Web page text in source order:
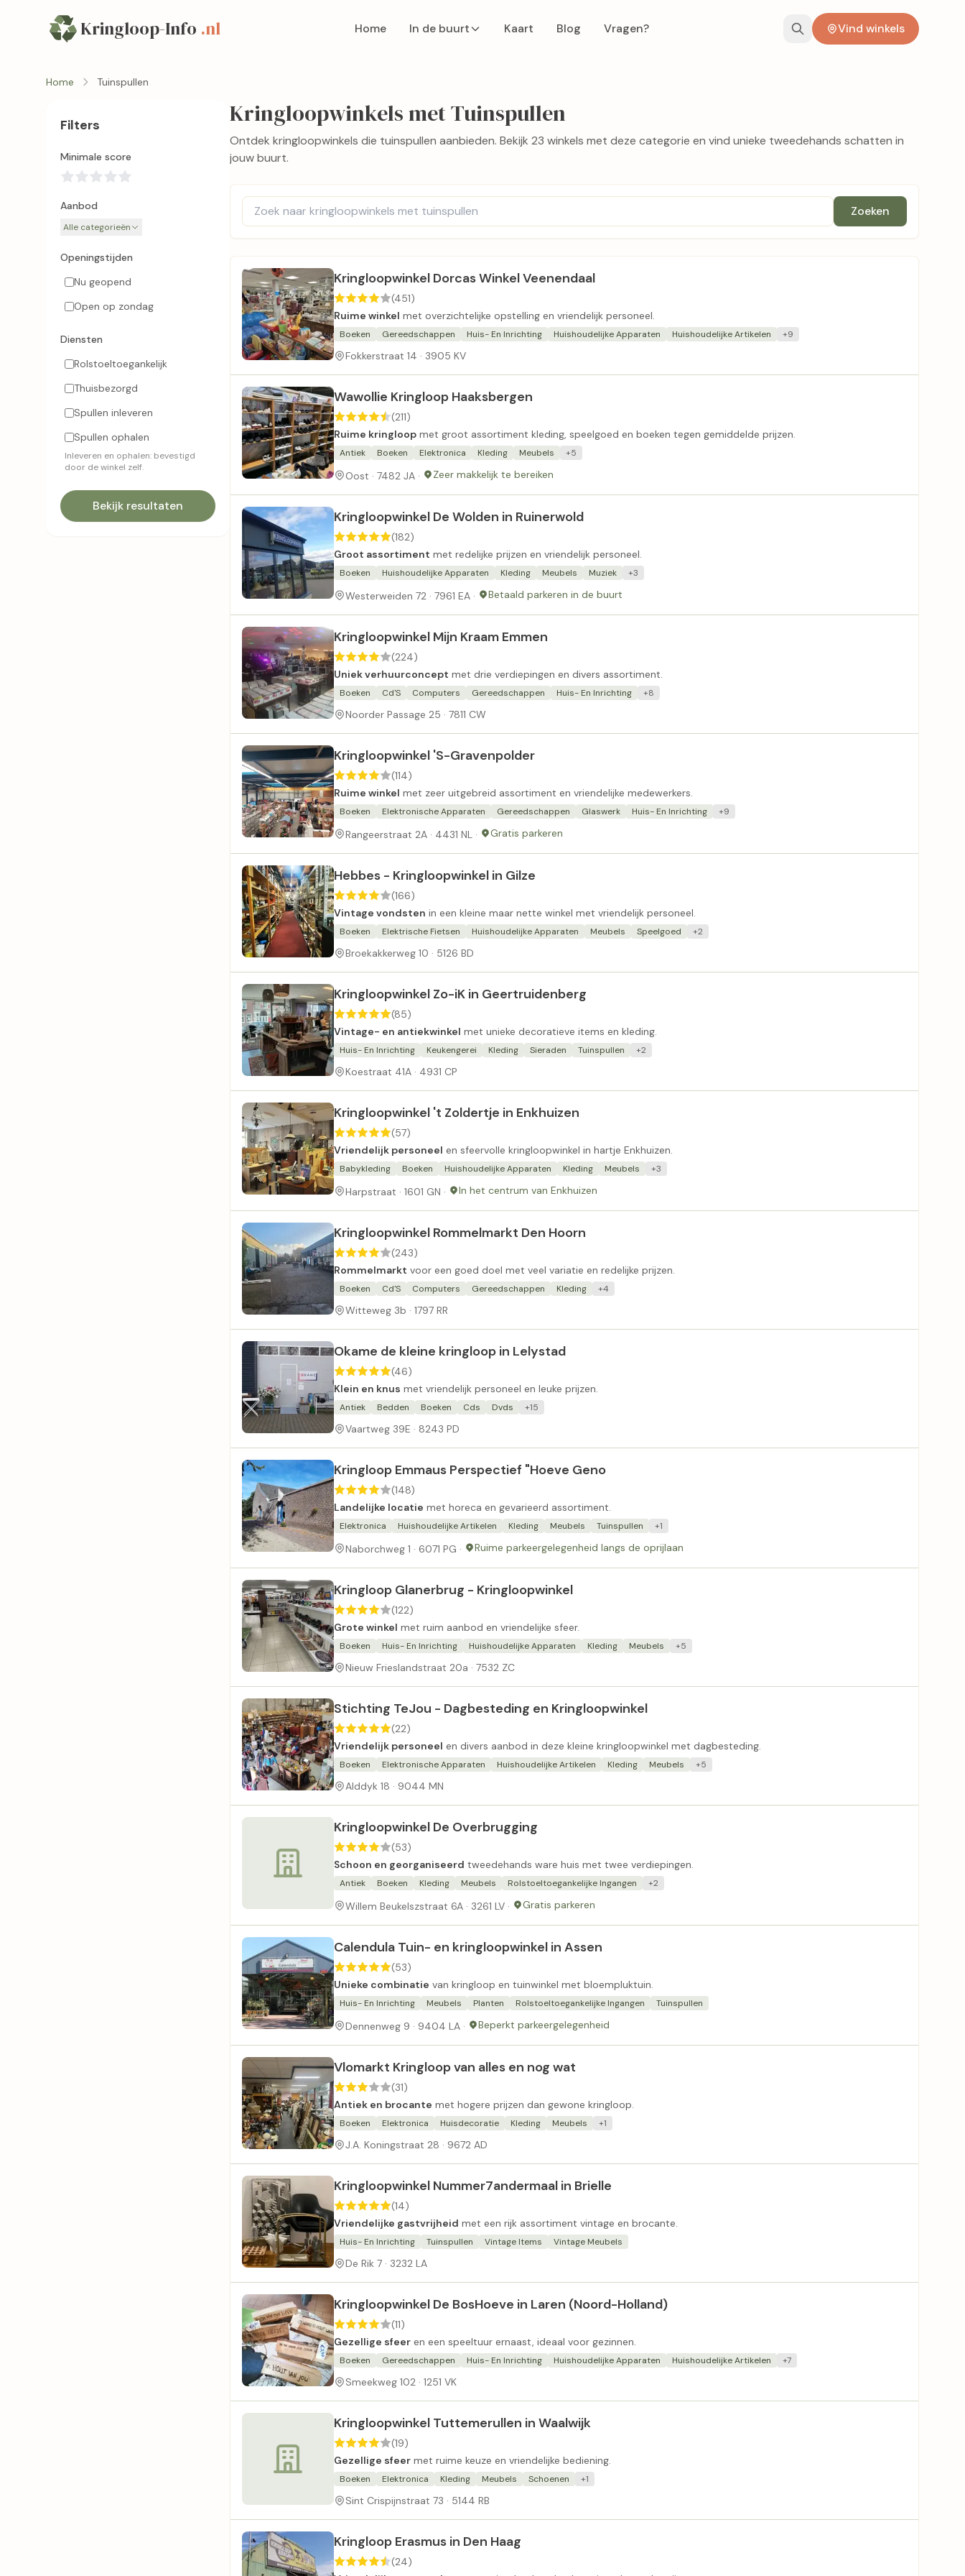
Kringloop-Info .nl Home In de buurt Kaart Blog Vragen? Vind winkels
Home Tuinspullen
Filters
Minimale score
Aanbod
Alle categorieën
Openingstijden
Nu geopend
Open op zondag
Diensten
Rolstoeltoegankelijk
Thuisbezorgd
Spullen inleveren
Spullen ophalen
Inleveren en ophalen: bevestigd
door de winkel zelf.
Bekijk resultaten
Kringloopwinkels met Tuinspullen
Ontdek kringloopwinkels die tuinspullen aanbieden. Bekijk 23 winkels met deze categorie en vind unieke tweedehands schatten in
jouw buurt.
Zoeken
Kringloopwinkel Dorcas Winkel Veenendaal
(451)
Ruime winkel met overzichtelijke opstelling en vriendelijk personeel.
Boeken Gereedschappen Huis- En Inrichting Huishoudelijke Apparaten Huishoudelijke Artikelen +9
Fokkerstraat 14 · 3905 KV
Wawollie Kringloop Haaksbergen
(211)
Ruime kringloop met groot assortiment kleding, speelgoed en boeken tegen gemiddelde prijzen.
Antiek Boeken Elektronica Kleding Meubels +5
Oost · 7482 JA · Zeer makkelijk te bereiken
Kringloopwinkel De Wolden in Ruinerwold
(182)
Groot assortiment met redelijke prijzen en vriendelijk personeel.
Boeken Huishoudelijke Apparaten Kleding Meubels Muziek +3
Westerweiden 72 · 7961 EA · Betaald parkeren in de buurt
Kringloopwinkel Mijn Kraam Emmen
(224)
Uniek verhuurconcept met drie verdiepingen en divers assortiment.
Boeken Cd'S Computers Gereedschappen Huis- En Inrichting +8
Noorder Passage 25 · 7811 CW
Kringloopwinkel 'S-Gravenpolder
(114)
Ruime winkel met zeer uitgebreid assortiment en vriendelijke medewerkers.
Boeken Elektronische Apparaten Gereedschappen Glaswerk Huis- En Inrichting +9
Rangeerstraat 2A · 4431 NL · Gratis parkeren
Hebbes - Kringloopwinkel in Gilze
(166)
Vintage vondsten in een kleine maar nette winkel met vriendelijk personeel.
Boeken Elektrische Fietsen Huishoudelijke Apparaten Meubels Speelgoed +2
Broekakkerweg 10 · 5126 BD
Kringloopwinkel Zo-iK in Geertruidenberg
(85)
Vintage- en antiekwinkel met unieke decoratieve items en kleding.
Huis- En Inrichting Keukengerei Kleding Sieraden Tuinspullen +2
Koestraat 41A · 4931 CP
Kringloopwinkel 't Zoldertje in Enkhuizen
(57)
Vriendelijk personeel en sfeervolle kringloopwinkel in hartje Enkhuizen.
Babykleding Boeken Huishoudelijke Apparaten Kleding Meubels +3
Harpstraat · 1601 GN · In het centrum van Enkhuizen
Kringloopwinkel Rommelmarkt Den Hoorn
(243)
Rommelmarkt voor een goed doel met veel variatie en redelijke prijzen.
Boeken Cd'S Computers Gereedschappen Kleding +4
Witteweg 3b · 1797 RR
Okame de kleine kringloop in Lelystad
(46)
Klein en knus met vriendelijk personeel en leuke prijzen.
Antiek Bedden Boeken Cds Dvds +15
Vaartweg 39E · 8243 PD
Kringloop Emmaus Perspectief "Hoeve Geno
(148)
Landelijke locatie met horeca en gevarieerd assortiment.
Elektronica Huishoudelijke Artikelen Kleding Meubels Tuinspullen +1
Naborchweg 1 · 6071 PG · Ruime parkeergelegenheid langs de oprijlaan
Kringloop Glanerbrug - Kringloopwinkel
(122)
Grote winkel met ruim aanbod en vriendelijke sfeer.
Boeken Huis- En Inrichting Huishoudelijke Apparaten Kleding Meubels +5
Nieuw Frieslandstraat 20a · 7532 ZC
Stichting TeJou - Dagbesteding en Kringloopwinkel
(22)
Vriendelijk personeel en divers aanbod in deze kleine kringloopwinkel met dagbesteding.
Boeken Elektronische Apparaten Huishoudelijke Artikelen Kleding Meubels +5
Alddyk 18 · 9044 MN
Kringloopwinkel De Overbrugging
(53)
Schoon en georganiseerd tweedehands ware huis met twee verdiepingen.
Antiek Boeken Kleding Meubels Rolstoeltoegankelijke Ingangen +2
Willem Beukelszstraat 6A · 3261 LV · Gratis parkeren
Calendula Tuin- en kringloopwinkel in Assen
(53)
Unieke combinatie van kringloop en tuinwinkel met bloempluktuin.
Huis- En Inrichting Meubels Planten Rolstoeltoegankelijke Ingangen Tuinspullen
Dennenweg 9 · 9404 LA · Beperkt parkeergelegenheid
Vlomarkt Kringloop van alles en nog wat
(31)
Antiek en brocante met hogere prijzen dan gewone kringloop.
Boeken Elektronica Huisdecoratie Kleding Meubels +1
J.A. Koningstraat 28 · 9672 AD
Kringloopwinkel Nummer7andermaal in Brielle
(14)
Vriendelijke gastvrijheid met een rijk assortiment vintage en brocante.
Huis- En Inrichting Tuinspullen Vintage Items Vintage Meubels
De Rik 7 · 3232 LA
Kringloopwinkel De BosHoeve in Laren (Noord-Holland)
(11)
Gezellige sfeer en een speeltuur ernaast, ideaal voor gezinnen.
Boeken Gereedschappen Huis- En Inrichting Huishoudelijke Apparaten Huishoudelijke Artikelen +7
Smeekweg 102 · 1251 VK
Kringloopwinkel Tuttemerullen in Waalwijk
(19)
Gezellige sfeer met ruime keuze en vriendelijke bediening.
Boeken Elektronica Kleding Meubels Schoenen +1
Sint Crispijnstraat 73 · 5144 RB
Kringloop Erasmus in Den Haag
(24)